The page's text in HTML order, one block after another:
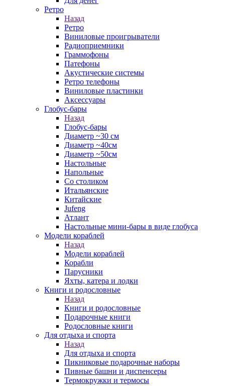
Ретро
Назад
Ретро
Виниловые проигрыватели
Радиоприемники
Граммофоны
Патефоны
Акустические системы
Ретро телефоны
Виниловые пластинки
Аксессуары
Глобус-бары
Назад
Глобус-бары
Диаметр ~30 см
Диаметр ~40см
Диаметр ~50см
Настольные
Напольные
Со столиком
Итальянские
Китайские
Jufeng
Атлант
Настольные мини-бары в виде глобуса
Модели кораблей
Назад
Модели кораблей
Корабли
Парусники
Яхты, катера и лодки
Книги и родословные
Назад
Книги и родословные
Подарочные книги
Родословные книги
Для отдыха и спорта
Назад
Для отдыха и спорта
Пикниковые подарочные наборы
Пивные башни и диспенсеры
Термокружки и термосы